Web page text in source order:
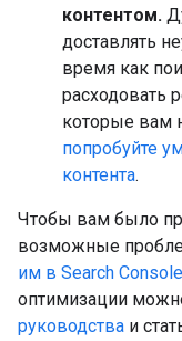
контентом.
доставлять
время как
расходовать
которые вам
попробуйте
контента.
Чтобы вам было
возможные
им в Search Console
оптимизации
руководства и